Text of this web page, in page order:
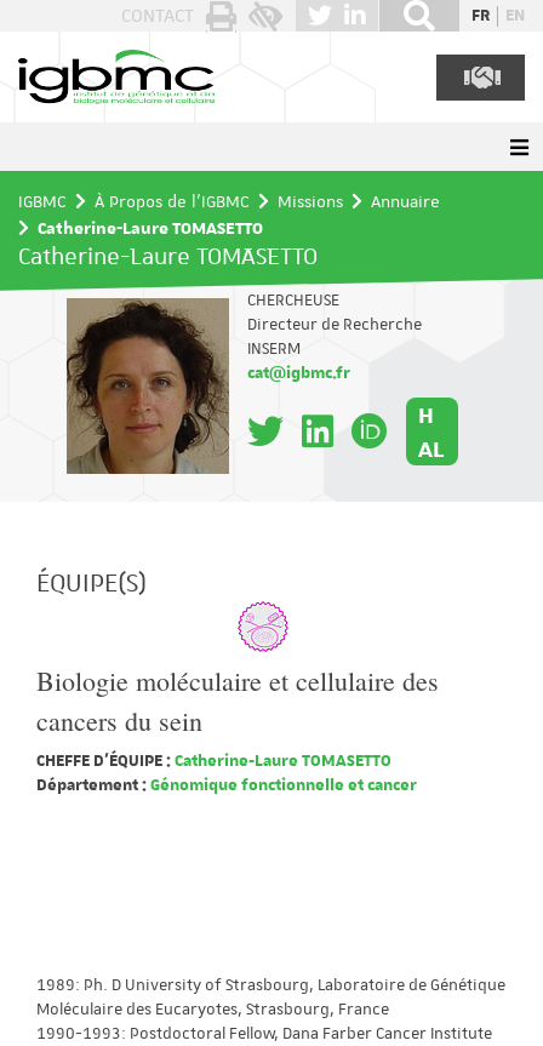
CONTACT FR EN
IGBMC À Propos de l'IGBMC Missions
Annuaire
Catherine-Laure TOMASETTO
Catherine-Laure TOMASETTO
CHERCHEUSE
Directeur de Recherche
INSERM
cat@igbmc.fr
H
AL
ÉQUIPE(S)
Biologie moléculaire et cellulaire des
cancers du sein
CHEFFE D'ÉQUIPE :Catherine-Laure TOMASETTO
Département :Génomique fonctionnelle et cancer
1989: Ph. D University of Strasbourg, Laboratoire de Génétique
Moléculaire des Eucaryotes, Strasbourg, France
1990-1993: Postdoctoral Fellow, Dana Farber Cancer Institute
Panneau de gestion des cookies